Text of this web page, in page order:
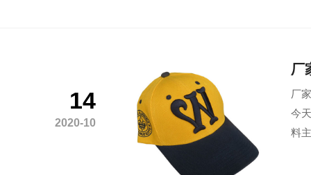
14
2020-10
厂
厂
今
料主